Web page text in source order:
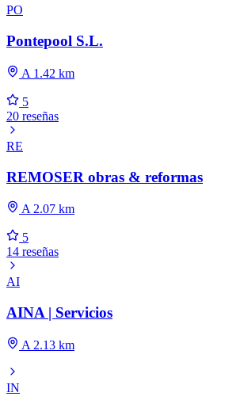
PO
Pontepool S.L.
A 1.42 km
5
20 reseñas
RE
REMOSER obras & reformas
A 2.07 km
5
14 reseñas
AI
AINA | Servicios
A 2.13 km
IN